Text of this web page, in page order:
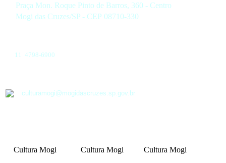
Praça Mon. Roque Pinto de Barros, 360 - Centro
Mogi das Cruzes/SP - CEP 08710-330
11 4798-6900
culturamogi@mogidascruzes.sp.gov.br
Cultura Mogi Cultura Mogi Cultura Mogi